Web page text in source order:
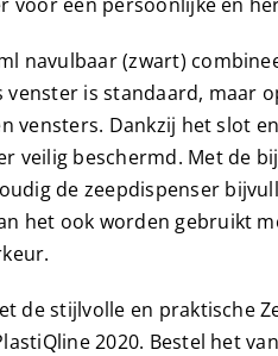
navulbaar (zwart)
is standaard, maar
vensters. Dankzij het slot
veilig beschermd. Met de
de zeepdispenser
het ook worden gebruikt
de stijlvolle en praktische
2020. Bestel het